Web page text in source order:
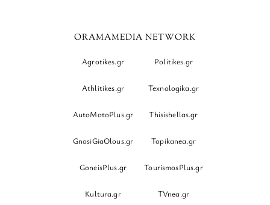
ORAMAMEDIA NETWORK
Agrotikes.gr Politikes.gr
Athlitikes.gr Texnologika.gr
AutoMotoPlus.gr Thisishellas.gr
GnosiGiaOlous.gr Topikanea.gr
GoneisPlus.gr TourismosPlus.gr
Kultura.gr TVnea.gr